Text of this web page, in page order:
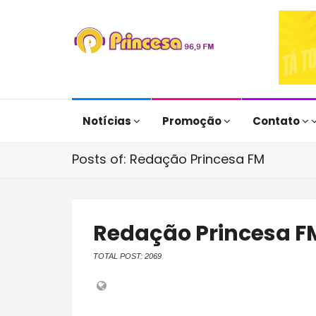
Notícias Promoção Contato
Posts of: Redação Princesa FM
Redação Princesa
TOTAL POST: 2069